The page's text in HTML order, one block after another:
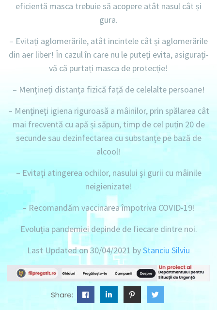
eficientă masca trebuie să acopere atât nasul cât și
gura.
– Evitați aglomerările, atât incintele cât și aglomerările
din aer liber! În cazul în care nu le puteți evita, asigurați-
vă că purtați masca de protecție!
– Mențineți distanța fizică față de celelalte persoane!
– Mențineți igiena riguroasă a mâinilor, prin spălarea cât
mai frecventă cu apă și săpun, timp de cel puțin 20 de
secunde sau dezinfectarea cu substanțe pe bază de
alcool!
– Evitați atingerea ochilor, nasului și gurii cu mâinile
neigienizate!
– Recomandăm vaccinarea împotriva COVID-19!
Evoluția pandemiei depinde de fiecare dintre noi.
Last Updated on 30/04/2021 byStanciu Silviu
Share: